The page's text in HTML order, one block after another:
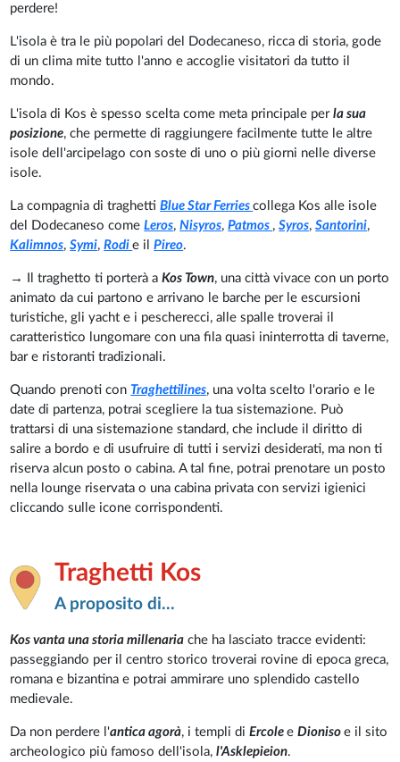
perdere!
L'isola è tra le più popolari del Dodecaneso, ricca di storia, gode
di un clima mite tutto l'anno e accoglie visitatori da tutto il
mondo.
L'isola di Kos è spesso scelta come meta principale perla sua
posizione, che permette di raggiungere facilmente tutte le altre
isole dell'arcipelago con soste di uno o più giorni nelle diverse
isole.
La compagnia di traghettiBlue Star Ferriescollega Kos alle isole
del Dodecaneso comeLeros,Nisyros,Patmos ,Syros,Santorini,
Kalimnos,Symi,Rodie ilPireo.
→ Il traghetto ti porterà aKos Town, una città vivace con un porto
animato da cui partono e arrivano le barche per le escursioni
turistiche, gli yacht e i pescherecci, alle spalle troverai il
caratteristico lungomare con una fila quasi ininterrotta di taverne,
bar e ristoranti tradizionali.
Quando prenoti conTraghettilines, una volta scelto l'orario e le
date di partenza, potrai scegliere la tua sistemazione. Può
trattarsi di una sistemazione standard, che include il diritto di
salire a bordo e di usufruire di tutti i servizi desiderati, ma non ti
riserva alcun posto o cabina. A tal fine, potrai prenotare un posto
nella lounge riservata o una cabina privata con servizi igienici
cliccando sulle icone corrispondenti.
Traghetti Kos
A proposito di...
Kos vanta una storia millenaria che ha lasciato tracce evidenti:
passeggiando per il centro storico troverai rovine di epoca greca,
romana e bizantina e potrai ammirare uno splendido castello
medievale.
Da non perdere l'antica agorà, i templi diErcoleeDionisoe il sito
archeologico più famoso dell'isola,l'Asklepieion.